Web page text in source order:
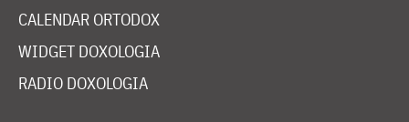
CALENDAR ORTODOX
WIDGET DOXOLOGIA
RADIO DOXOLOGIA